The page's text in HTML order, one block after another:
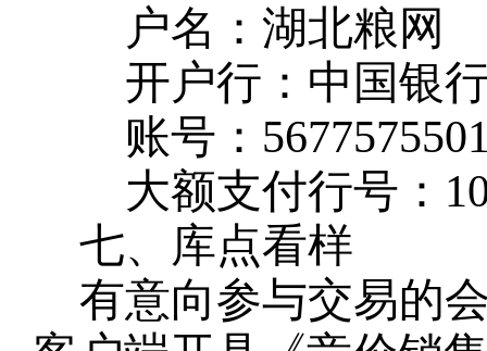
户名：湖北粮网
开户行：中国银
账号：
大额支付行号：
七、库点看样
有意向参与交易的